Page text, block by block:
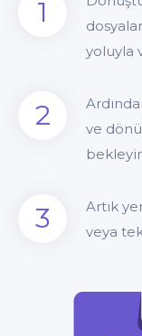
1
yoluyla
2
ve
3
Artık
veya